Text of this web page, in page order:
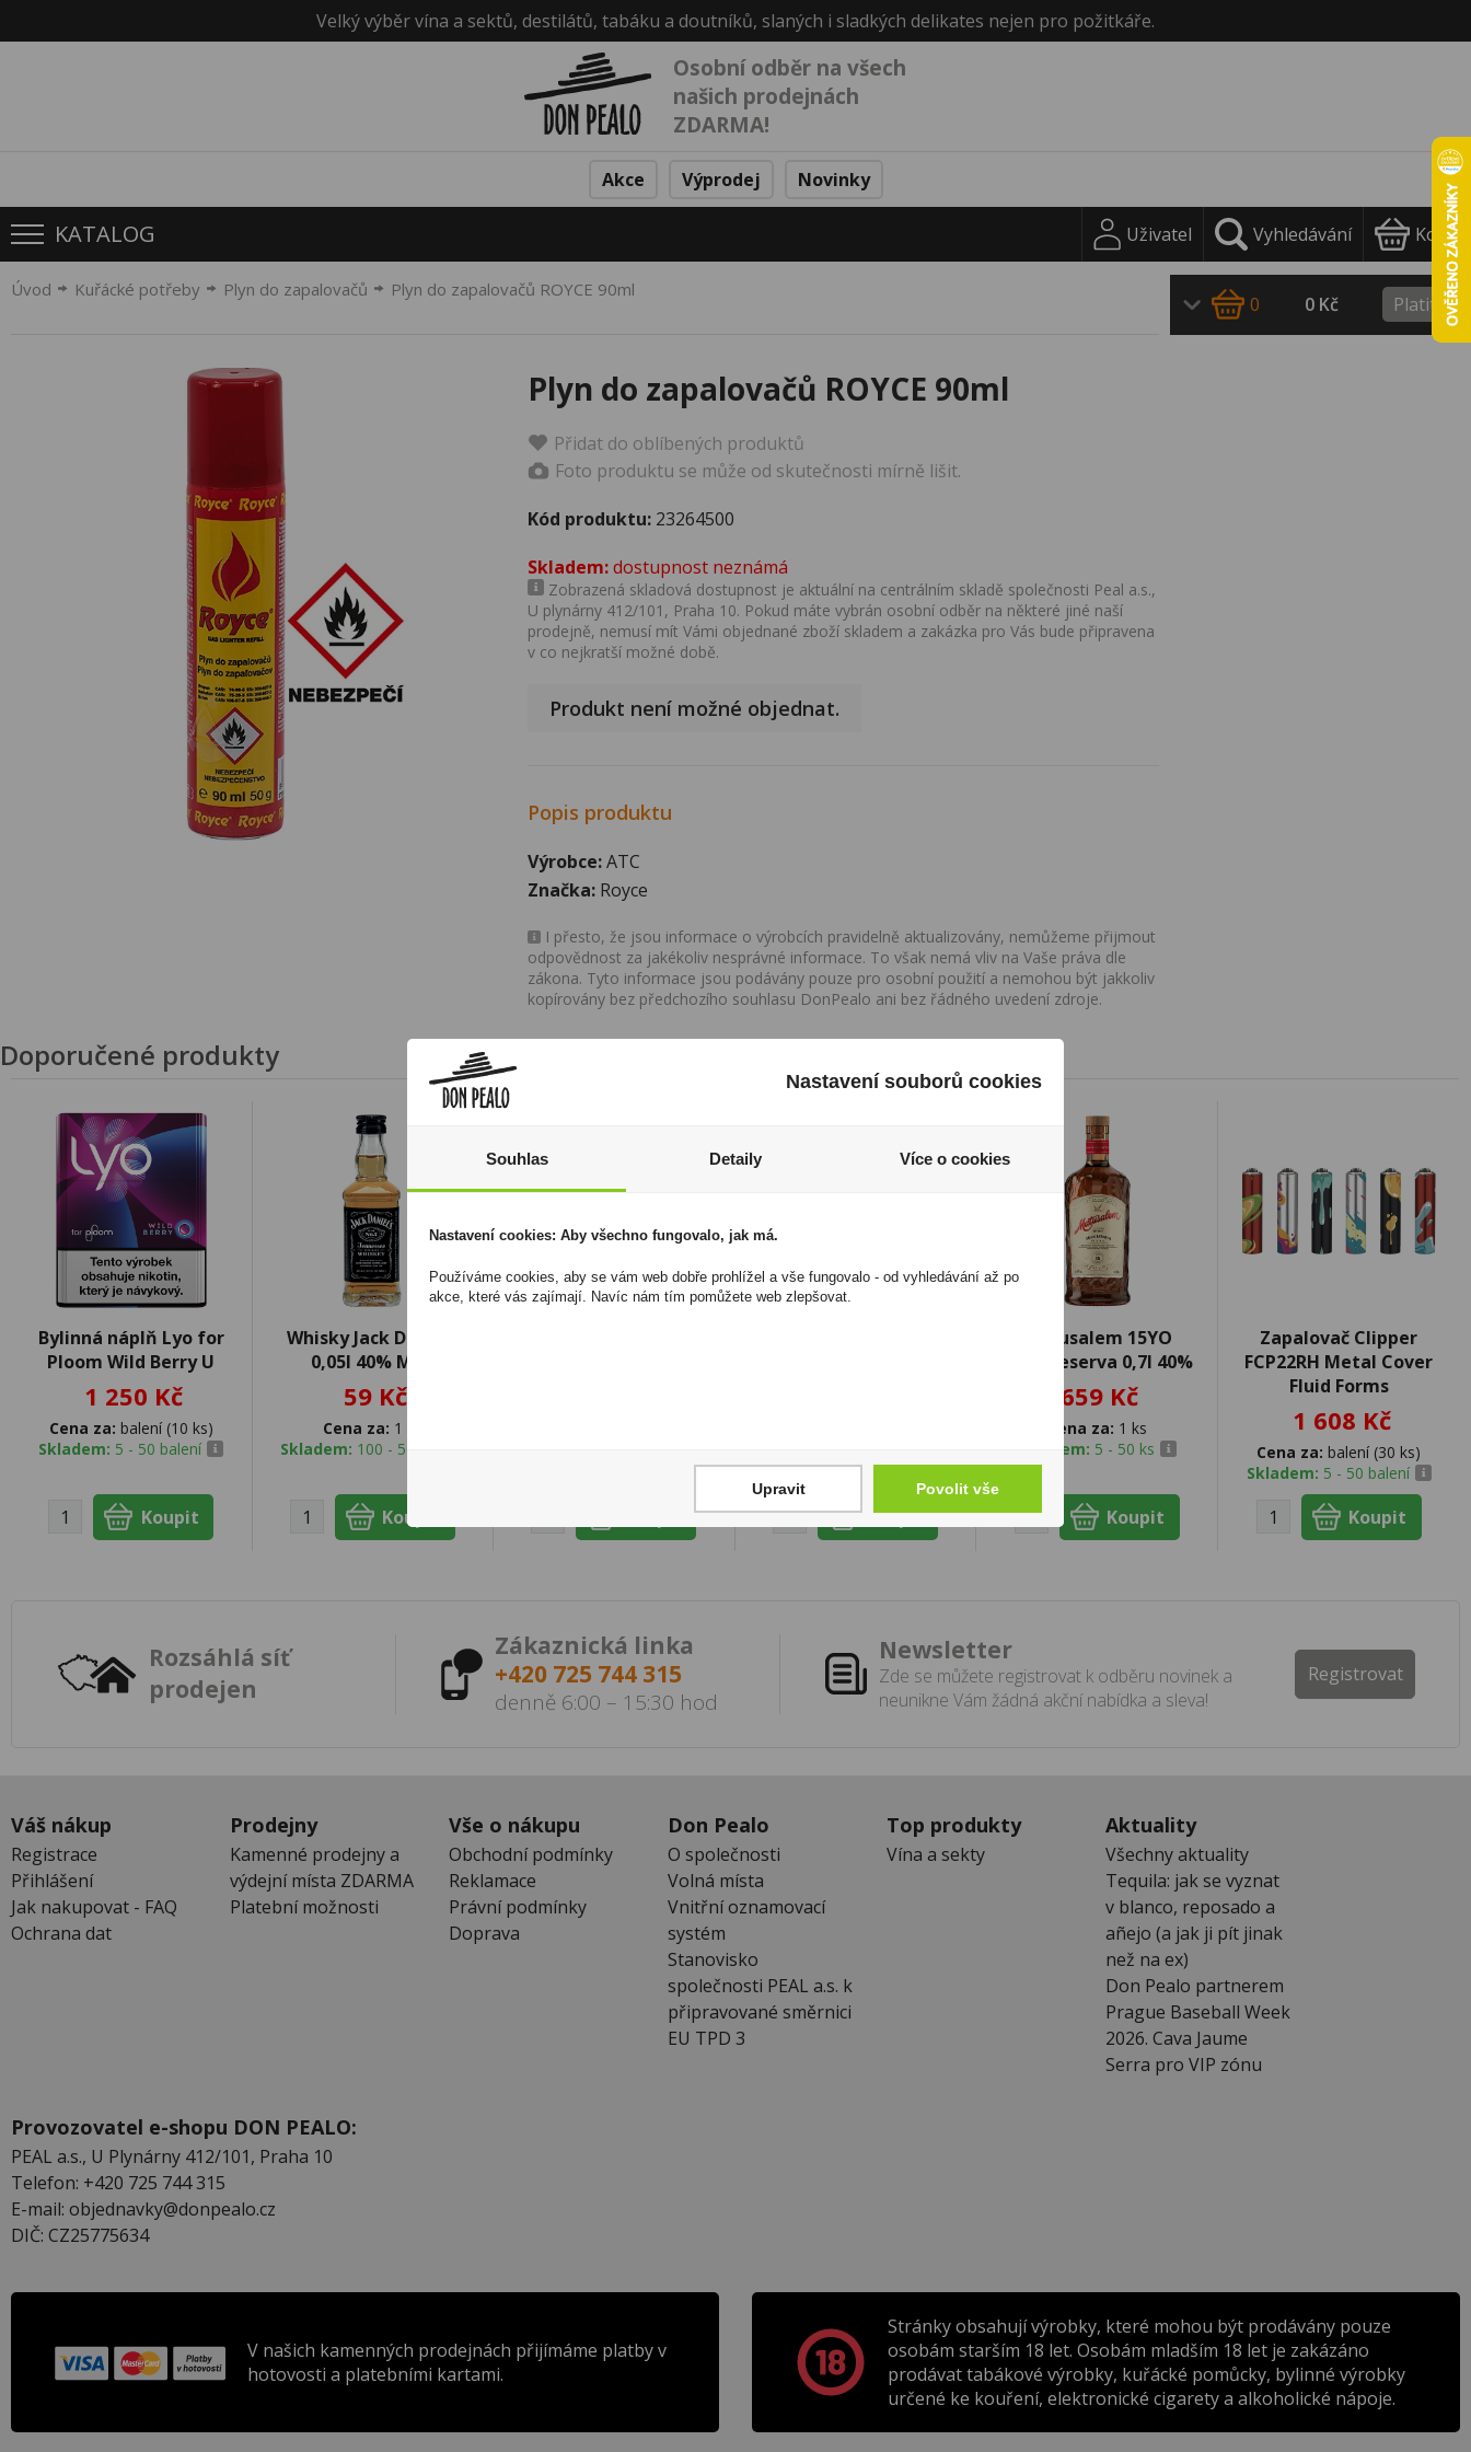
Velký výběr vína a sektů, destilátů, tabáku a doutníků, slaných i sladkých delikates nejen pro požitkáře.
Osobní odběr na všech
našich prodejnách
ZDARMA!
Akce Výprodej Novinky
KATALOG Uživatel Vyhledávání Košík
Úvod Kuřácké potřeby Plyn do zapalovačů Plyn do zapalovačů ROYCE 90ml
Plyn do zapalovačů ROYCE 90ml
Přidat do oblíbených produktů
Foto produktu se může od skutečnosti mírně lišit.
Kód produktu: 23264500
Skladem:dostupnost neznámá
Zobrazená skladová dostupnost je aktuální na centrálním skladě společnosti Peal a.s.,
U plynárny 412/101, Praha 10. Pokud máte vybrán osobní odběr na některé jiné naší
prodejně, nemusí mít Vámi objednané zboží skladem a zakázka pro Vás bude připravena
v co nejkratší možné době.
Produkt není možné objednat.
Popis produktu
Výrobce:ATC
Značka: Royce
I přesto, že jsou informace o výrobcích pravidelně aktualizovány, nemůžeme přijmout
odpovědnost za jakékoliv nesprávné informace. To však nemá vliv na Vaše práva dle
zákona. Tyto informace jsou podávány pouze pro osobní použití a nemohou být jakkoliv
kopírovány bez předchozího souhlasu DonPealo ani bez řádného uvedení zdroje.
0 0 Kč Platit
Doporučené produkty
Bylinná náplň Lyo for
Ploom Wild Berry U
1 250 Kč
Cena za: balení (10 ks)
Skladem: 5 - 50 balení
Whisky Jack Daniels
0,05l 40% Mini
59 Kč
Cena za: 1 ks
Skladem: 100 - 500 ks
Matusalem 15YO
Gran Reserva 0,7l 40%
659 Kč
Cena za: 1 ks
Skladem: 5 - 50 ks
Zapalovač Clipper
FCP22RH Metal Cover
Fluid Forms
1 608 Kč
Cena za: balení (30 ks)
Skladem: 5 - 50 balení
Rozsáhlá síť
prodejen
Zákaznická linka
+420 725 744 315
denně 6:00 – 15:30 hod
Newsletter
Zde se můžete registrovat k odběru novinek a
neunikne Vám žádná akční nabídka a sleva!
Registrovat
Váš nákup
Registrace
Přihlášení
Jak nakupovat - FAQ
Ochrana dat
Prodejny
Kamenné prodejny a
výdejní místa ZDARMA
Platební možnosti
Vše o nákupu
Obchodní podmínky
Reklamace
Právní podmínky
Doprava
Don Pealo
O společnosti
Volná místa
Vnitřní oznamovací
systém
Stanovisko
společnosti PEAL a.s. k
připravované směrnici
EU TPD 3
Top produkty
Vína a sekty
Aktuality
Všechny aktuality
Tequila: jak se vyznat
v blanco, reposado a
añejo (a jak ji pít jinak
než na ex)
Don Pealo partnerem
Prague Baseball Week
2026. Cava Jaume
Serra pro VIP zónu
Provozovatel e-shopu DON PEALO:
PEAL a.s., U Plynárny 412/101, Praha 10
Telefon: +420 725 744 315
E-mail: objednavky@donpealo.cz
DIČ: CZ25775634
V našich kamenných prodejnách přijímáme platby v
hotovosti a platebními kartami.
Stránky obsahují výrobky, které mohou být prodávány pouze
osobám starším 18 let. Osobám mladším 18 let je zakázáno
prodávat tabákové výrobky, kuřácké pomůcky, bylinné výrobky
určené ke kouření, elektronické cigarety a alkoholické nápoje.
Nastavení souborů cookies
Souhlas Detaily Více o cookies
Nastavení cookies: Aby všechno fungovalo, jak má.
Používáme cookies, aby se vám web dobře prohlížel a vše fungovalo - od vyhledávání až po
akce, které vás zajímají. Navíc nám tím pomůžete web zlepšovat.
Upravit Povolit vše